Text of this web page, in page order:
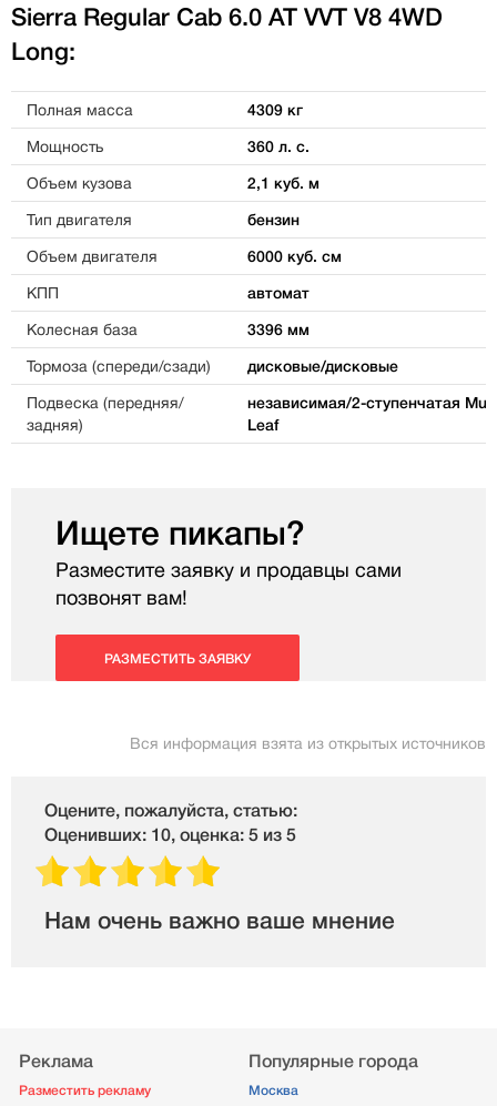
Sierra Regular Cab 6.0 AT VVT V8 4WD
Long:
Полная масса 4309 кг
Мощность 360 л. с.
Объем кузова 2,1 куб. м
Тип двигателя бензин
Объем двигателя 6000 куб. см
КПП автомат
Колесная база 3396 мм
Тормоза (спереди/сзади) дисковые/дисковые
Подвеска (передняя/
задняя)
независимая/2-ступенчатая
Leaf
Ищете пикапы?
Разместите заявку и продавцы сами
позвонят вам!
РАЗМЕСТИТЬ ЗАЯВКУ
Вся информация взята из открытых источников
Оцените, пожалуйста, статью:
Оценивших: 10, оценка: 5 из 5
Нам очень важно ваше мнение
Реклама
Разместить рекламу
Популярные города
Москва